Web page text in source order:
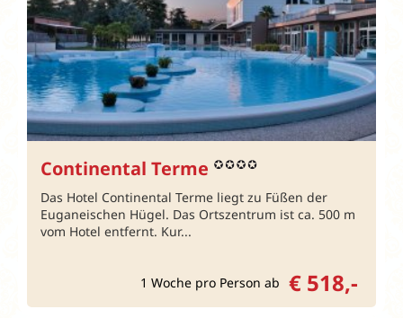
Continental Terme
Das Hotel Continental Terme liegt zu Füßen der
Euganeischen Hügel. Das Ortszentrum ist ca. 500 m
vom Hotel entfernt. Kur...
1 Woche pro Person ab € 518,-